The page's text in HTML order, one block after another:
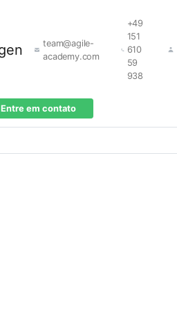
team@agile-
academy.com
+49
151
610
59
938
Entre em contato